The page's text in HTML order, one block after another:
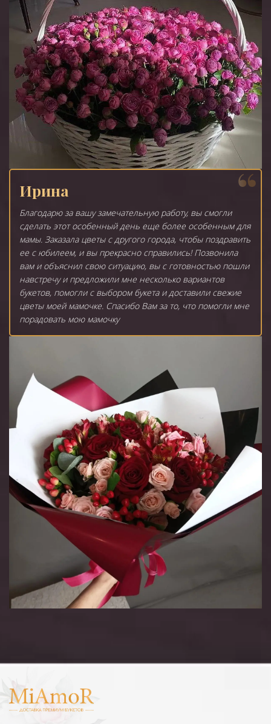
Ирина
Благодарю за вашу замечательную работу, вы смогли
сделать этот особенный день еще более особенным для
мамы. Заказала цветы с другого города, чтобы поздравить
ее с юбилеем, и вы прекрасно справились! Позвонила
вам и объяснил свою ситуацию, вы с готовностью пошли
навстречу и предложили мне несколько вариантов
букетов, помогли с выбором букета и доставили свежие
цветы моей мамочке. Спасибо Вам за то, что помогли мне
порадовать мою мамочку